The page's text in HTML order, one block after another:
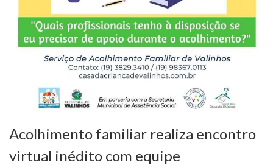
Acolhimento familiar realiza encontro
virtual inédito com equipe